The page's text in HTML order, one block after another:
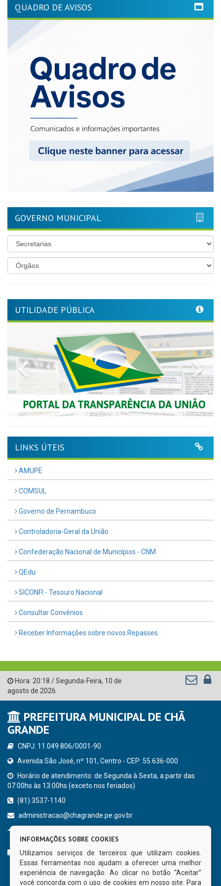
QUADRO DE AVISOS
GOVERNO MUNICIPAL
UTILIDADE PÚBLICA
Previous
LINKS ÚTEIS
AMUPE
COMSUL
Governo de Pernambuco
Controladoria-Geral da União
Confederação Nacional de Municípios - CNM
QEdu
SICONFI - Tesouro Nacional
Consultar Convênios
Receber Informações sobre novos Repasses
Hora: 20:18 /Segunda-Feira, 10 de
agosto de 2026
PREFEITURA MUNICIPAL DE CHÃ
GRANDE
CNPJ: 11.049.806/0001-90
Avenida São José, nº 101, Centro - CEP: 55.636-000
Horário de atendimento: de Segunda à Sexta, a partir das
07:00hs às 13:00hs (exceto nos feriados)
(81) 3537-1140
administracao@chagrande.pe.gov.br
CURTA NOSSA FAN PAGE
INFORMAÇÕES SOBRE COOKIES
Utilizamos serviços de terceiros que utilizam cookies.
Essas ferramentas nos ajudam a oferecer uma melhor
experiência de navegação. Ao clicar no botão “Aceitar”
você concorda com o uso de cookies em nosso site. Para